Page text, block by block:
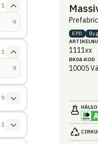
1
(9träffar
1
(9träffar
9
1
EPD
1111xx
BK04-KOD
10005